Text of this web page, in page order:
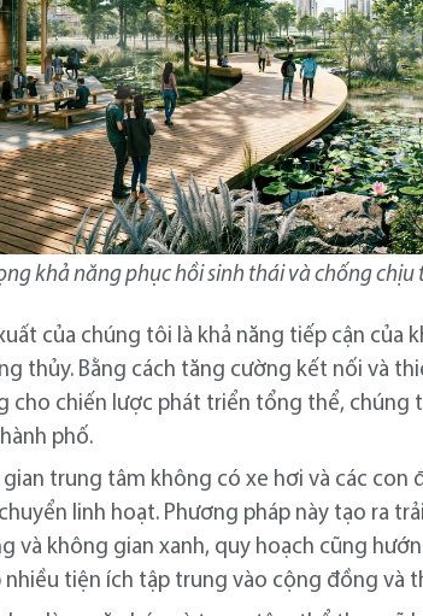
khả năng phục hồi sinh thái và chống
của chúng tôi là khả năng tiếp cận của
thủy. Bằng cách tăng cường kết nối và
cho chiến lược phát triển tổng thể, chúng
phố.
trung tâm không có xe hơi và các con
linh hoạt. Phương pháp này tạo ra
và không gian xanh, quy hoạch cũng
tiện ích tập trung vào cộng đồng và